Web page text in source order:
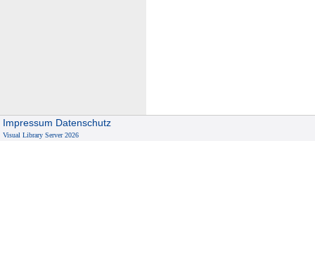
Impressum Datenschutz
Visual Library Server 2026